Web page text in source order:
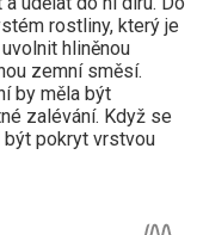
rostliny, který je
hliněnou
zemní směsí.
by měla být
zalévání. Když se
být pokryt vrstvou